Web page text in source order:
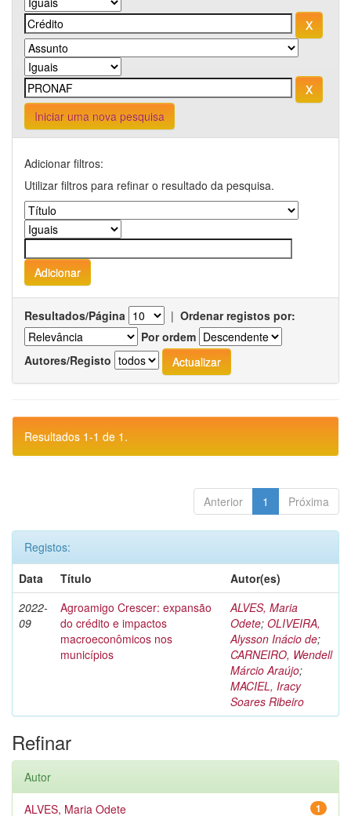
Iniciar uma nova pesquisa
Adicionar filtros:
Utilizar filtros para refinar o resultado da pesquisa.
Resultados/Página | Ordenar registos por:
Por ordem
Autores/Registo
Resultados 1-1 de 1.
Anterior 1 Próxima
Registos:
Data
Título
Autor(es)
2022-
09
Agroamigo Crescer: expansão
do crédito e impactos
macroeconômicos nos
municípios
ALVES, Maria
Odete; OLIVEIRA,
Alysson Inácio de;
CARNEIRO, Wendell
Márcio Araújo;
MACIEL, Iracy
Soares Ribeiro
Refinar
Autor
1
ALVES, Maria Odete